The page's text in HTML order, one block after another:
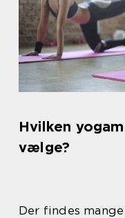
Hvilken
vælge?
Der findes